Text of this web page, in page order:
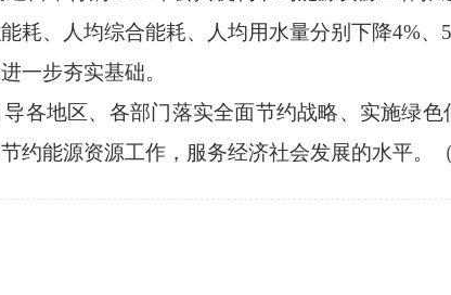
耗、人均综合能耗、人均用水量分别下降4%、
一步夯实基础。
地区、各部门落实全面节约战略、实施绿色
约能源资源工作，服务经济社会发展的水平。